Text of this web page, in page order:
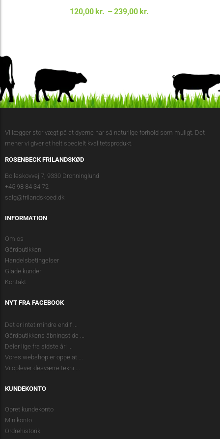
120,00kr. –239,00kr.
Vi lægger stor vægt på at dyerne har så naturlige forhold som muligt. Det
mener vi giver et helt specielt kvalitetsprodukt.
ROSENBECK FRILANDSKØD
Bolleskovvej 7, 9330 Dronninglund
+45 98 84 34 72
salg@frilandskoed.dk
INFORMATION
Om os
Gårdbutikken
Handelsbetingelser
Glade kunder
Kontakt
NYT FRA FACEBOOK
Det er intet mindre end f ...
Gårdbutikkens åbningstide ...
Deler lige fra sidste år! ...
Vores webshop er oppe at ...
Vi oplever desværre tekni ...
KUNDEKONTO
Opret kundekonto
Min konto
Ordrehistorik